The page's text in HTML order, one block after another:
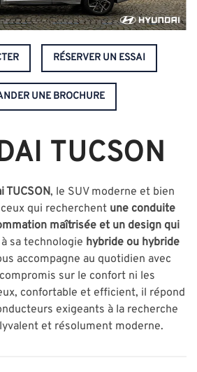
RÉSERVER UN ESSAI
UNE BROCHURE
TUCSON
TUCSON, le SUV moderne et bien
qui recherchent une conduite
maîtrisée et un design qui
sa technologie hybride ou hybride
accompagne au quotidien avec
sur le confort ni les
confortable et efficient, il répond
exigeants à la recherche
et résolument moderne.